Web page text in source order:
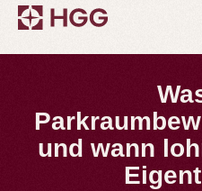
und wann